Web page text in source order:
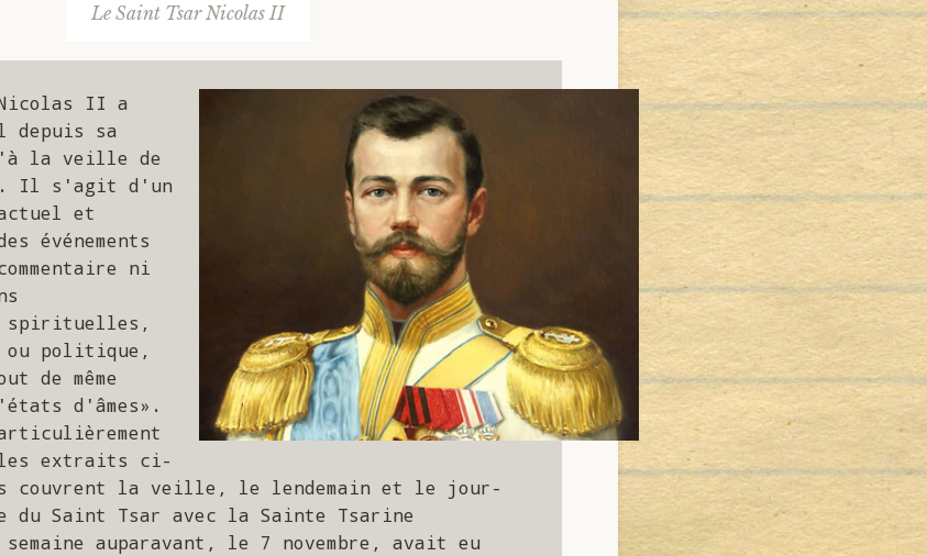
Le Saint Tsar Nicolas II
II a
depuis sa
la veille de
Il s'agit d'un
et
événements
ni
spirituelles,
ou politique,
de même
d'âmes».
les extraits ci-
couvrent la veille, le lendemain et le jour-
du Saint Tsar avec la Sainte Tsarine
semaine auparavant, le 7 novembre, avait eu